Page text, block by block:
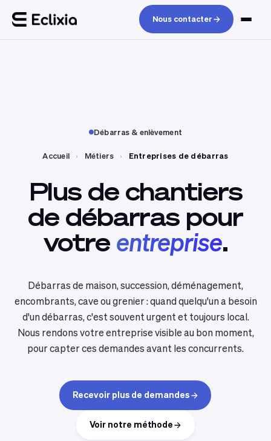
Nous contacter
Débarras & enlèvement
Accueil › Métiers › Entreprises de débarras
Plus de chantiers
de débarras pour
votre entreprise.
Débarras de maison, succession, déménagement,
encombrants, cave ou grenier : quand quelqu'un a besoin
d'un débarras, c'est souvent urgent et toujours local.
Nous rendons votre entreprise visible au bon moment,
pour capter ces demandes avant les concurrents.
Recevoir plus de demandes
Voir notre méthode